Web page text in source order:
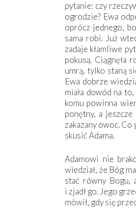
pytanie: czy
ogrodzie? Ewa
oprócz jednego,
sama robi. Już
zadaje kłamliwe
pokusą. Ciągnęła
umrą, tylko staną
Ewa dobrze
miała dowód na
komu powinna
ponętny, a
zakazany owoc. Co
skusić Adama.
Adamowi nie
wiedział, że Bóg
stać równy Bogu,
i zjadł go. Jego
mówił, gdy się